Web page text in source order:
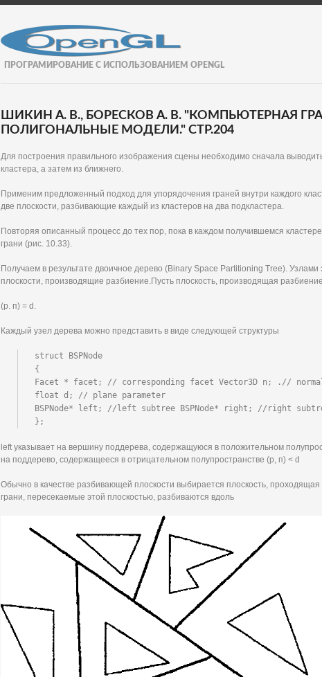
ПРОГРАМИРОВАНИЕ С ИСПОЛЬЗОВАНИЕМ OPENGL
ШИКИН А. В., БОРЕСКОВ А. В. "КОМПЬЮТЕРНАЯ
ПОЛИГОНАЛЬНЫЕ МОДЕЛИ." СТР.204
Для построения правильного изображения сцены необходимо сначала
кластера, а затем из ближнего.
Применим предложенный подход для упорядочения граней внутри каждого
две плоскости, разбивающие каждый из кластеров на два подкластера.
Повторяя описанный процесс до тех пор, пока в каждом получившемся
грани (рис. 10.33).
Получаем в результате двоичное дерево (Binary Space Partitioning Tree). Узлами
плоскости, производящие разбиение.Пусть плоскость, производящая
(р. п) = d.
Каждый узел дерева можно представить в виде следующей структуры
struct BSPNode
{
Facet * facet; // corresponding facet Vector3D n; .//
float d; // plane parameter
BSPNode* left; //left subtree BSPNode* right; //right
};
left указывает на вершину поддерева, содержащуюся в положительном
на поддерево, содержащееся в отрицательном полупространстве (р, п) < d
Обычно в качестве разбивающей плоскости выбирается плоскость, проходящая
грани, пересекаемые этой плоскостью, разбиваются вдоль